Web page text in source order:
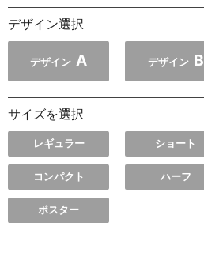
デザイン選択
デザイン A デザイン B
サイズを選択
レギュラー ショート
コンパクト ハーフ
ポスター